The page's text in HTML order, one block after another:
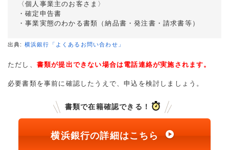
〈個人事業主のお客さま〉
・確定申告書
・事業実態のわかる書類（納品書・発注書・請求書等）
出典: 横浜銀行「よくあるお問い合わせ」
ただし、 書類が提出できない場合は電話連絡が実施されます。
必要書類を事前に確認したうえで、申込を検討しましょう。
書類で在籍確認できる！
横浜銀行の詳細はこちら